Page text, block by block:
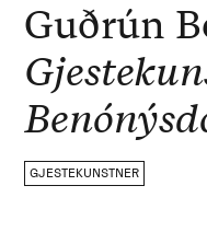
Guðrún
GJESTEKUNSTNER